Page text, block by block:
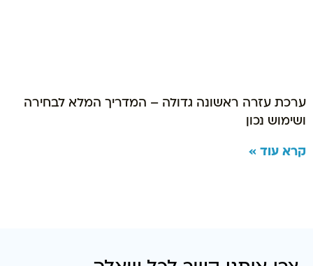
ערכת עזרה ראשונה גדולה – המדריך המלא לבחירה
ושימוש נכון
קרא עוד »